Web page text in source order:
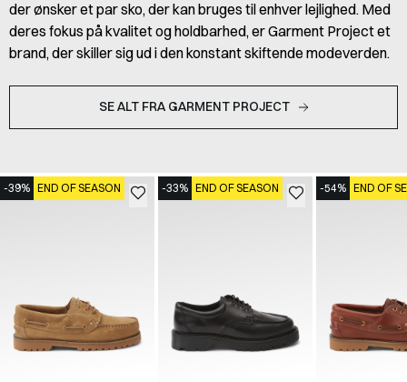
der ønsker et par sko, der kan bruges til enhver lejlighed. Med
deres fokus på kvalitet og holdbarhed, er Garment Project et
brand, der skiller sig ud i den konstant skiftende modeverden.
SE ALT FRA GARMENT PROJECT
-39% END OF SEASON -33% END OF SEASON -54% END OF